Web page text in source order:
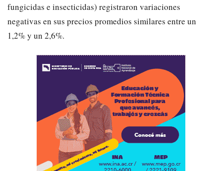
fungicidas e insecticidas) registraron variaciones
negativas en sus precios promedios similares entre un
1,2% y un 2,6%.